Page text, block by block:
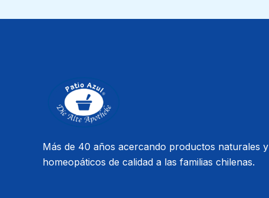
Más de 40 años acercando productos naturales y
homeopáticos de calidad a las familias chilenas.